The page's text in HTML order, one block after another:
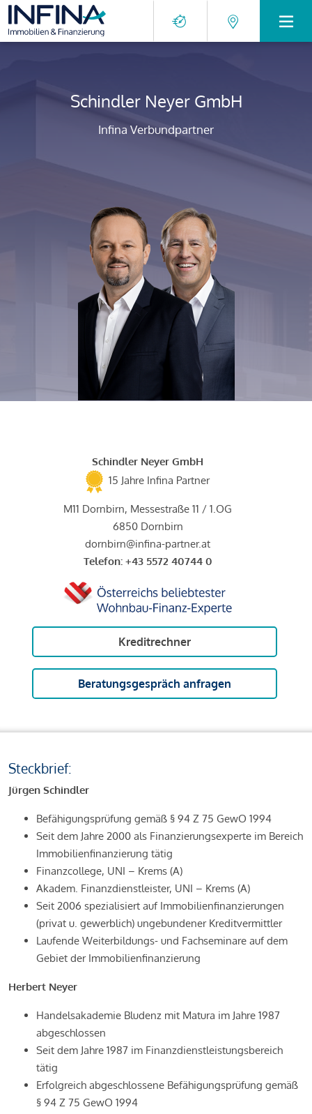
Schindler Neyer GmbH
Infina Verbundpartner
Schindler Neyer GmbH
15 Jahre Infina Partner
M11 Dornbirn, Messestraße 11 / 1.OG
6850 Dornbirn
dornbirn@infina-partner.at
Telefon: +43 5572 40744 0
Kreditrechner
Beratungsgespräch anfragen
Steckbrief:
Jürgen Schindler
Befähigungsprüfung gemäß § 94 Z 75 GewO 1994
Seit dem Jahre 2000 als Finanzierungsexperte im Bereich
Immobilienfinanzierung tätig
Finanzcollege, UNI – Krems (A)
Akadem. Finanzdienstleister, UNI – Krems (A)
Seit 2006 spezialisiert auf Immobilienfinanzierungen
(privat u. gewerblich) ungebundener Kreditvermittler
Laufende Weiterbildungs- und Fachseminare auf dem
Gebiet der Immobilienfinanzierung
Herbert Neyer
Handelsakademie Bludenz mit Matura im Jahre 1987
abgeschlossen
Seit dem Jahre 1987 im Finanzdienstleistungsbereich
tätig
Erfolgreich abgeschlossene Befähigungsprüfung gemäß
§ 94 Z 75 GewO 1994